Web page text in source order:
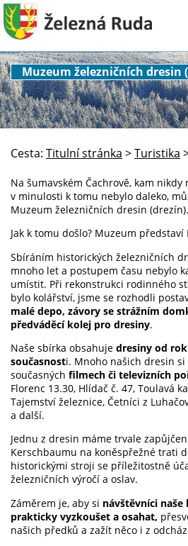
Muzeum železničních dresin
Cesta: Titulní stránka >Turistika
Na šumavském Čachrově, kam nikdy
v minulosti k tomu nebylo daleko,
Muzeum železničních dresin (drezín).
Jak k tomu došlo? Muzeum představí
Sbíráním historických železničních
mnoho let a postupem času nebylo
umístit. Při rekonstrukci rodinného
bylo kolářství, jsme se rozhodli
malé depo, závory se strážním
předváděcí kolej pro dresiny.
Naše sbírka obsahuje dresiny od
současnosti. Mnoho našich dresin
současných filmech či televizních
Florenc 13.30, Hlídač č. 47, Toulavá
Tajemství železnice, Četníci z
a další.
Jednu z dresin máme trvale
Kerschbaumu na koněspřežné trati
historickými stroji se příležitostně
železničních výročí a oslav.
Záměrem je, aby si návštěvníci
prakticky vyzkoušet a osahat,
našich předků a zažít něco i z